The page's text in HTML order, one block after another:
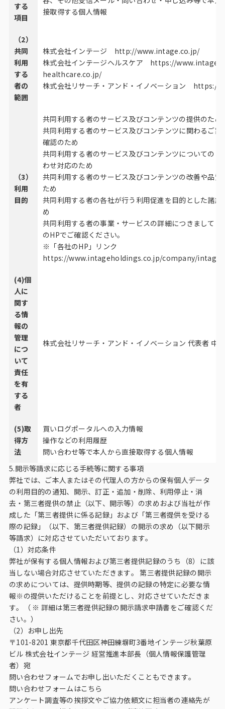
する
項目
接取得する個人情報
（2）
共同
利用
する
者の
範囲
株式会社インテージ http://www.intage.co.jp/
株式会社インテージヘルスケア https://www.intage-
healthcare.co.jp/
株式会社リサーチ・アンド・イノベーション https://
（3）
利用
目的
共同利用する者のサービス及びコンテンツの提供のため
共同利用する者のサービス及びコンテンツに関わるご案
確認のため
共同利用する者のサービス及びコンテンツについてのお
わせ対応のため
共同利用する者のサービス及びコンテンツの改善や品質
ため
共同利用する者の各社が行う利用促進を目的とした諸施
め
共同利用する者の事業・サービスの詳細につきましては
のHPでご確認ください。
※「各社のHP」リンク
https://www.intageholdings.co.jp/company/
(4)個
人に
関す
る情
報の
管理
につ
いて
責任
を有
する
者
株式会社リサーチ・アンド・イノベーション 代表者 中
(5)取
得方
法
買いログポータルへの入力情報
操作などの利用履歴
問い合わせ等で本人から直接取得する個人情報
5.開示等請求に応じる手続等に関する事項
弊社では、ご本人またはその代理人の方からの保有個人データ
の利用目的の通知、開示、訂正・追加・削除、利用停止・消
去・第三者提供の禁止（以下、開示等）の求めおよび当社が作
成した「第三者提供に係る記録」および「第三者提供を受ける
際の記録」（以下、第三者提供記録）の開示の求め（以下開示
等請求）に対応させていただいております。
（1）対応条件
弊社が保有する個人情報および第三者提供記録のうち（8）に該
当しない場合対応させていただきます。 第三者提供記録の開示
の求めについては、提供時期等、提供の記録の特定に必要な情
報※の提供いただけることを前提とし、対応させていただきま
す。（ ※ 詳細は第三者提供記録の開示請求申請書をご確認くだ
さい。）
（2）お申し出先
〒101-8201 東京都千代田区神田練塀町3番地インテージ秋葉原
ビル 株式会社インテージ 経営推進本部長（個人情報保護管理
者）宛
問い合わせフォームでお申し出いただくこともできます。
問い合わせフォームはこちら
アンケート調査等の挨拶文やご協力依頼文に担当者の連絡先が